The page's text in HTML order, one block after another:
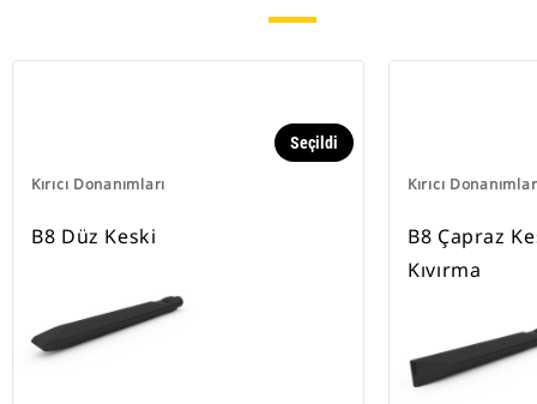
Kırıcı Donanımları
Seçildi
B8 Düz Keski
Kırıcı
B8 Çapraz
Kıvırma